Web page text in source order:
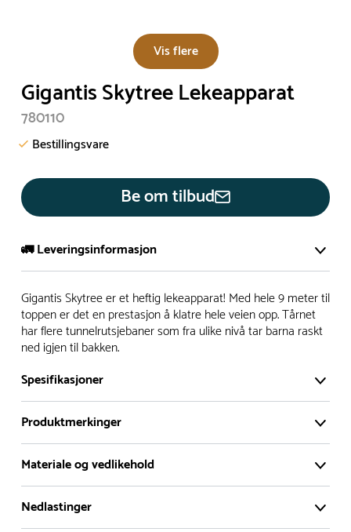
Vis flere
Gigantis Skytree Lekeapparat
780110
Bestillingsvare
Be om tilbud
🚛 Leveringsinformasjon
De aller fleste av våre lekeapparat produseres på bestilling.
Leveringstid på bestillingsvarer vil være 8+ uker.
I høysesong må lengre leveringstid påregnes.
Rask levering
Hos oss finner du flere produkter merket ‘Rask Levering’.
Dette er produkter som normalt sett er bestillingsvarer,
men hos oss er de lagervare.
De aller fleste produktene produseres på bestilling slik at du
alltid får et helt nytt produkt – hver gang. De utvalgte
Gigantis Skytree er et heftig lekeapparat! Med hele 9 meter til
toppen er det en prestasjon å klatre hele veien opp. Tårnet
har flere tunnelrutsjebaner som fra ulike nivå tar barna raskt
ned igjen til bakken.
Spesifikasjoner
Produktmerkinger
Materiale og vedlikehold
Materiale
Nedlastinger